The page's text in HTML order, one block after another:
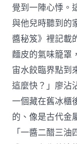
覺到一陣心悸。
與他兒時聽到的
醬秘笈》裡記載
麵皮的氣味籠罩
宙水餃臨界點到
這麼快？」廖沾
一個藏在舊冰櫃
的、像是古代金
「一醬二醋三